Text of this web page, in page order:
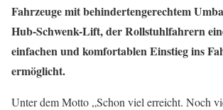
Fahrzeuge mit behindertengerechtem
Hub-Schwenk-Lift, der Rollstuhlfahrern
einfachen und komfortablen Einstieg ins
ermöglicht.
Unter dem Motto „Schon viel erreicht. Noch